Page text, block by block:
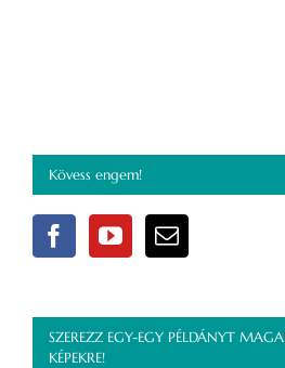
Kövess engem!
SZEREZZ EGY-EGY PÉLDÁNYT
KÉPEKRE!